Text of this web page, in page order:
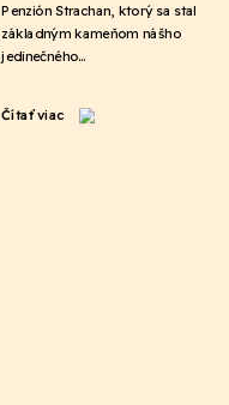
Penzión Strachan, ktorý sa stal
základným kameňom nášho
jedinečného…
Čítať viac